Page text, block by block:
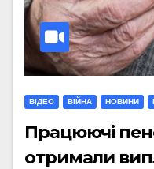
ВІДЕО ВІЙНА НОВИНИ
Працюючі
отримали